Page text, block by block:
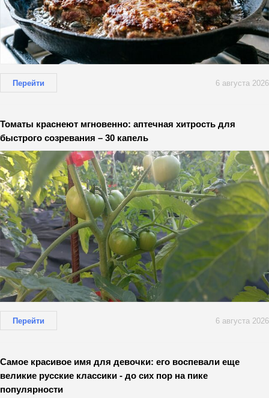
Перейти 6 августа 2026
Томаты краснеют мгновенно: аптечная хитрость для
быстрого созревания – 30 капель
Перейти 6 августа 2026
Самое красивое имя для девочки: его воспевали еще
великие русские классики - до сих пор на пике
популярности